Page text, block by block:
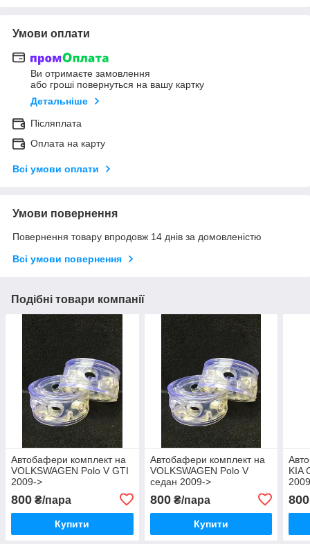
Умови оплати
Ви отримаєте замовлення
або гроші повернуться на вашу картку
Детальніше
Післяплата
Оплата на карту
Всі умови оплати
Умови повернення
Повернення товару впродовж 14 днів за домовленістю
Всі умови повернення
Подібні товари компанії
Автобафери комплект на
VOLKSWAGEN Polo V GTI
2009->
800 ₴/пара
Купити
Автобафери комплект на
VOLKSWAGEN Polo V
седан 2009->
800₴/пара
Купити
KIA
800